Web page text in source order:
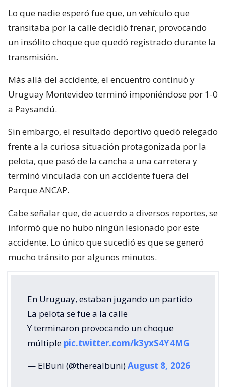
Lo que nadie esperó fue que, un vehículo que
transitaba por la calle decidió frenar, provocando
un insólito choque que quedó registrado durante la
transmisión.
Más allá del accidente, el encuentro continuó y
Uruguay Montevideo terminó imponiéndose por 1-0
a Paysandú.
Sin embargo, el resultado deportivo quedó relegado
frente a la curiosa situación protagonizada por la
pelota, que pasó de la cancha a una carretera y
terminó vinculada con un accidente fuera del
Parque ANCAP.
Cabe señalar que, de acuerdo a diversos reportes, se
informó que no hubo ningún lesionado por este
accidente. Lo único que sucedió es que se generó
mucho tránsito por algunos minutos.
En Uruguay, estaban jugando un partido
La pelota se fue a la calle
Y terminaron provocando un choque
múltiple pic.twitter.com/k3yxS4Y4MG
— ElBuni (@therealbuni)August 8, 2026